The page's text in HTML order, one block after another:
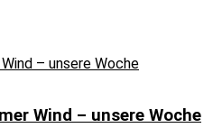
Wind – unsere Woche